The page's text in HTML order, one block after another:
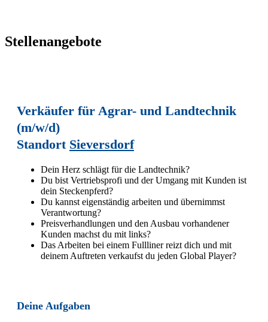
Stellenangebote
Verkäufer für Agrar- und Landtechnik
(m/w/d)
Standort Sieversdorf
Dein Herz schlägt für die Landtechnik?
Du bist Vertriebsprofi und der Umgang mit Kunden ist
dein Steckenpferd?
Du kannst eigenständig arbeiten und übernimmst
Verantwortung?
Preisverhandlungen und den Ausbau vorhandener
Kunden machst du mit links?
Das Arbeiten bei einem Fullliner reizt dich und mit
deinem Auftreten verkaufst du jeden Global Player?
Deine Aufgaben